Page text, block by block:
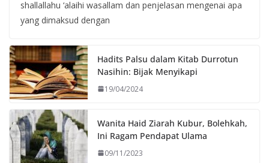
shallallahu ‘alaihi wasallam dan penjelasan mengenai apa
yang dimaksud dengan
Hadits Palsu dalam Kitab Durrotun
Nasihin: Bijak Menyikapi
19/04/2024
Wanita Haid Ziarah Kubur, Bolehkah,
Ini Ragam Pendapat Ulama
09/11/2023